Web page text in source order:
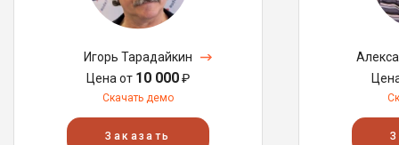
Игорь Тарадайкин
Цена от 10 000₽
Скачать демо
Заказать